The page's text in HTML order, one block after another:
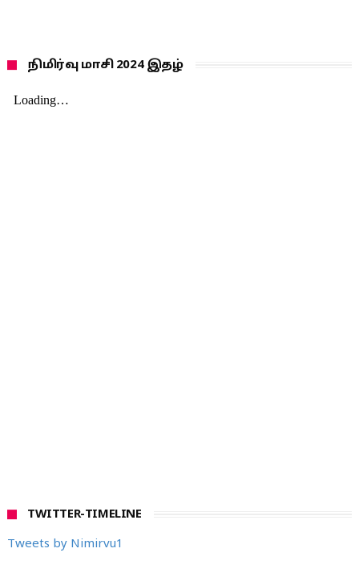
நிமிர்வு மாசி 2024 இதழ்
TWITTER-TIMELINE
Tweets by Nimirvu1